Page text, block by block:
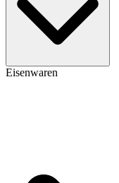
Eisenwaren